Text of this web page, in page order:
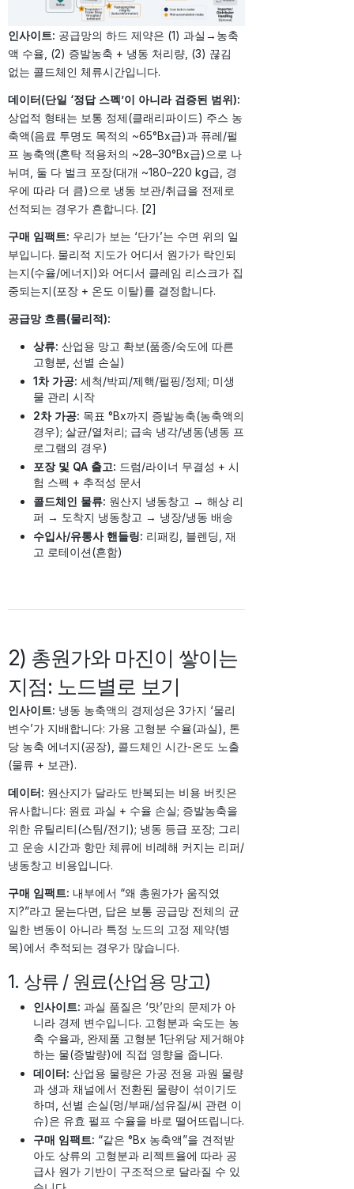
인사이트: 공급망의 하드 제약은 (1) 과실→농축
액 수율, (2) 증발농축 + 냉동 처리량, (3) 끊김
없는 콜드체인 체류시간입니다.
데이터(단일 ‘정답 스펙’이 아니라 검증된 범위):
상업적 형태는 보통 정제(클래리파이드) 주스 농
축액(음료 투명도 목적의 ~65°Bx급)과 퓨레/펄
프 농축액(혼탁 적용처의 ~28–30°Bx급)으로 나
뉘며, 둘 다 벌크 포장(대개 ~180–220 kg급, 경
우에 따라 더 큼)으로 냉동 보관/취급을 전제로
선적되는 경우가 흔합니다. [2]
구매 임팩트: 우리가 보는 ‘단가’는 수면 위의 일
부입니다. 물리적 지도가 어디서 원가가 락인되
는지(수율/에너지)와 어디서 클레임 리스크가 집
중되는지(포장 + 온도 이탈)를 결정합니다.
공급망 흐름(물리적):
상류: 산업용 망고 확보(품종/숙도에 따른
고형분, 선별 손실)
1차 가공: 세척/박피/제핵/펄핑/정제; 미생
물 관리 시작
2차 가공: 목표 °Bx까지 증발농축(농축액의
경우); 살균/열처리; 급속 냉각/냉동(냉동 프
로그램의 경우)
포장 및 QA 출고: 드럼/라이너 무결성 + 시
험 스펙 + 추적성 문서
콜드체인 물류: 원산지 냉동창고 → 해상 리
퍼 → 도착지 냉동창고 → 냉장/냉동 배송
수입사/유통사 핸들링: 리패킹, 블렌딩, 재
고 로테이션(흔함)
2) 총원가와 마진이 쌓이는
지점: 노드별로 보기
인사이트: 냉동 농축액의 경제성은 3가지 ‘물리
변수’가 지배합니다: 가용 고형분 수율(과실), 톤
당 농축 에너지(공장), 콜드체인 시간-온도 노출
(물류 + 보관).
데이터: 원산지가 달라도 반복되는 비용 버킷은
유사합니다: 원료 과실 + 수율 손실; 증발농축을
위한 유틸리티(스팀/전기); 냉동 등급 포장; 그리
고 운송 시간과 항만 체류에 비례해 커지는 리퍼/
냉동창고 비용입니다.
구매 임팩트: 내부에서 “왜 총원가가 움직였
지?”라고 묻는다면, 답은 보통 공급망 전체의 균
일한 변동이 아니라 특정 노드의 고정 제약(병
목)에서 추적되는 경우가 많습니다.
1. 상류 / 원료(산업용 망고)
인사이트: 과실 품질은 ‘맛’만의 문제가 아
니라 경제 변수입니다. 고형분과 숙도는 농
축 수율과, 완제품 고형분 1단위당 제거해야
하는 물(증발량)에 직접 영향을 줍니다.
데이터: 산업용 물량은 가공 전용 과원 물량
과 생과 채널에서 전환된 물량이 섞이기도
하며, 선별 손실(멍/부패/섬유질/씨 관련 이
슈)은 유효 펄프 수율을 바로 떨어뜨립니다.
구매 임팩트: “같은 °Bx 농축액”을 견적받
아도 상류의 고형분과 리젝트율에 따라 공
급사 원가 기반이 구조적으로 달라질 수 있